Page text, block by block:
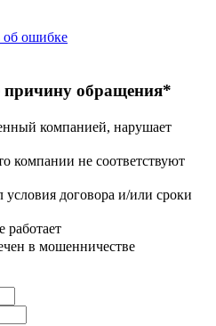
об ошибке
причину обращения*
компанией, нарушает
компании не соответствуют
договора и/или сроки
работает
в мошенничестве